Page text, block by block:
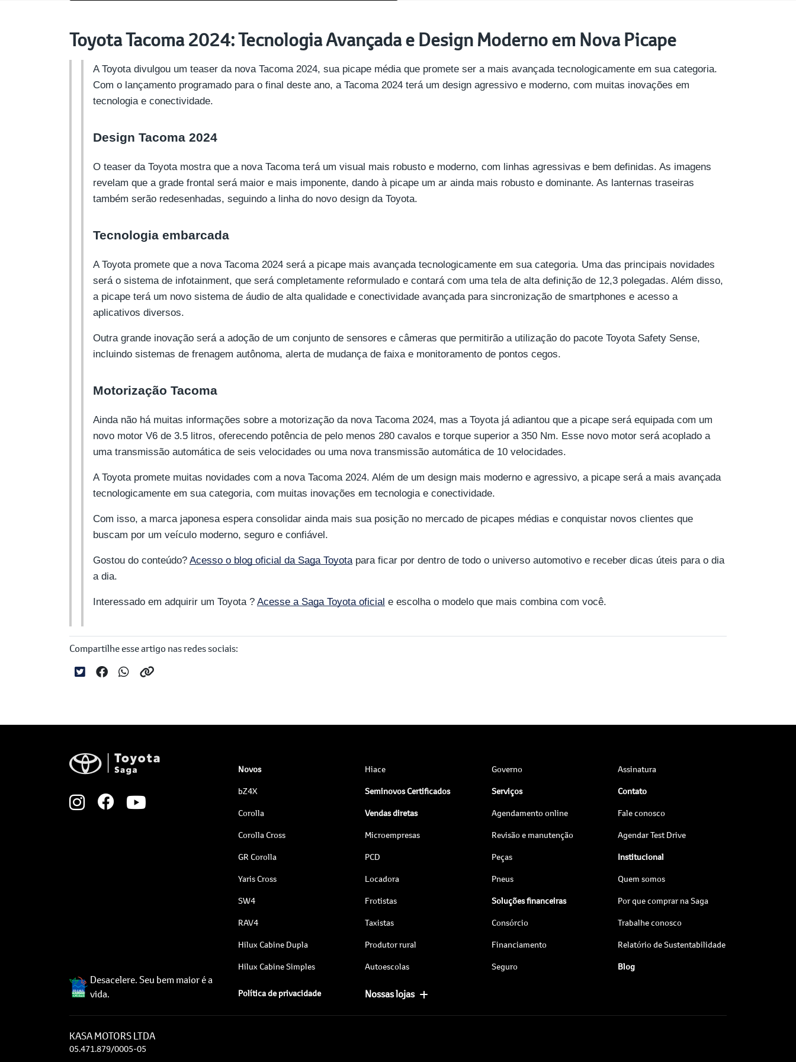
Toyota Tacoma 2024: Tecnologia Avançada e Design Moderno em Nova Picape
A Toyota divulgou um teaser da nova Tacoma 2024, sua picape média que promete ser a mais avançada tecnologicamente em sua categoria.
Com o lançamento programado para o final deste ano, a Tacoma 2024 terá um design agressivo e moderno, com muitas inovações em
tecnologia e conectividade.
Design Tacoma 2024
O teaser da Toyota mostra que a nova Tacoma terá um visual mais robusto e moderno, com linhas agressivas e bem definidas. As imagens
revelam que a grade frontal será maior e mais imponente, dando à picape um ar ainda mais robusto e dominante. As lanternas traseiras
também serão redesenhadas, seguindo a linha do novo design da Toyota.
Tecnologia embarcada
A Toyota promete que a nova Tacoma 2024 será a picape mais avançada tecnologicamente em sua categoria. Uma das principais novidades
será o sistema de infotainment, que será completamente reformulado e contará com uma tela de alta definição de 12,3 polegadas. Além disso,
a picape terá um novo sistema de áudio de alta qualidade e conectividade avançada para sincronização de smartphones e acesso a
aplicativos diversos.
Outra grande inovação será a adoção de um conjunto de sensores e câmeras que permitirão a utilização do pacote Toyota Safety Sense,
incluindo sistemas de frenagem autônoma, alerta de mudança de faixa e monitoramento de pontos cegos.
Motorização Tacoma
Ainda não há muitas informações sobre a motorização da nova Tacoma 2024, mas a Toyota já adiantou que a picape será equipada com um
novo motor V6 de 3.5 litros, oferecendo potência de pelo menos 280 cavalos e torque superior a 350 Nm. Esse novo motor será acoplado a
uma transmissão automática de seis velocidades ou uma nova transmissão automática de 10 velocidades.
A Toyota promete muitas novidades com a nova Tacoma 2024. Além de um design mais moderno e agressivo, a picape será a mais avançada
tecnologicamente em sua categoria, com muitas inovações em tecnologia e conectividade.
Com isso, a marca japonesa espera consolidar ainda mais sua posição no mercado de picapes médias e conquistar novos clientes que
buscam por um veículo moderno, seguro e confiável.
Gostou do conteúdo? Acesso o blog oficial da Saga Toyotapara ficar por dentro de todo o universo automotivo e receber dicas úteis para o dia
a dia.
Interessado em adquirir um Toyota ? Acesse a Saga Toyota oficial e escolha o modelo que mais combina com você.
Compartilhe esse artigo nas redes sociais:
Desacelere. Seu bem maior é a
vida.
Novos
bZ4X
Corolla
Corolla Cross
GR Corolla
Yaris Cross
SW4
RAV4
Hilux Cabine Dupla
Hilux Cabine Simples
Hiace
Seminovos Certificados
Vendas diretas
Microempresas
PCD
Locadora
Frotistas
Taxistas
Produtor rural
Autoescolas
Governo
Serviços
Agendamento online
Revisão e manutenção
Peças
Pneus
Soluções financeiras
Consórcio
Financiamento
Seguro
Assinatura
Contato
Fale conosco
Agendar Test Drive
Institucional
Quem somos
Por que comprar na Saga
Trabalhe conosco
Relatório de Sustentabilidade
Blog
Política de privacidade Nossas lojas
KASA MOTORS LTDA
05.471.879/0005-05